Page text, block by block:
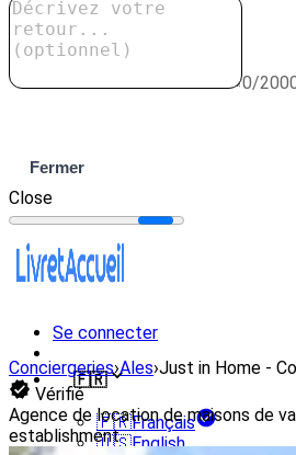
0/
Fermer
Close
Se connecter
🇫🇷
🇫🇷Français
🇺🇸English
Conciergeries›Ales›Just in Home -
Vérifié
Agence de location de maisons de
establishment